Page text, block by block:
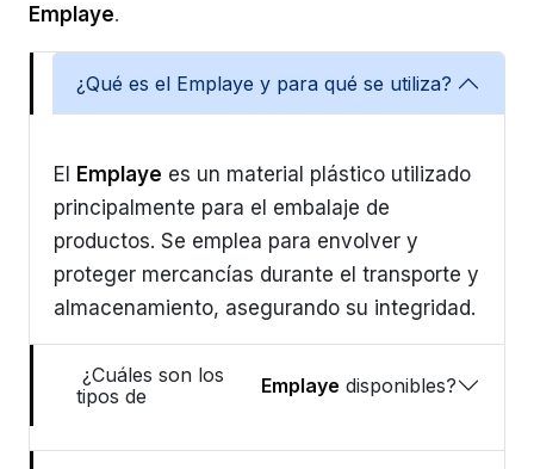
Emplaye.
¿Qué es el Emplaye y para qué se utiliza?
El Emplaye es un material plástico utilizado
principalmente para el embalaje de
productos. Se emplea para envolver y
proteger mercancías durante el transporte y
almacenamiento, asegurando su integridad.
¿Cuáles son los
tipos de
Emplaye disponibles?